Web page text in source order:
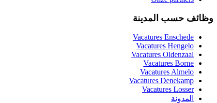
وظائف حسب المدينة
Vacatures Enschede
Vacatures Hengelo
Vacatures Oldenzaal
Vacatures Borne
Vacatures Almelo
Vacatures Denekamp
Vacatures Losser
المدونة